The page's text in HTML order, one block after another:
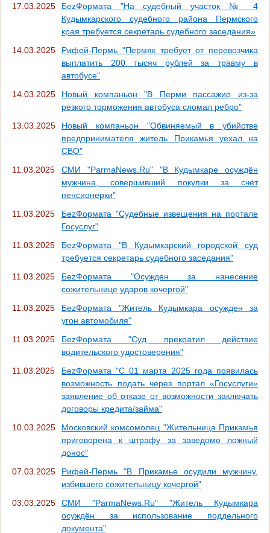
17.03.2025
БеzФормата "На судебный участок № 4
Кудымкарского судебного района Пермского
края требуется секретарь судебного заседания»
14.03.2025
Рифей-Пермь "Пермяк требует от перевозчика
выплатить 200 тысяч рублей за травму в
автобусе"
14.03.2025
Новый компаньон "В Перми пассажир из-за
резкого торможения автобуса сломал ребро"
13.03.2025
Новый компаньон "Обвиняемый в убийстве
предпринимателя житель Прикамья уехал на
СВО"
11.03.2025
СМИ "ParmaNews.Ru" "В Кудымкаре осуждён
мужчина, совершивший покупки за счёт
пенсионерки"
11.03.2025
БеzФормата "Судебные извещения на портале
Госуслуг"
11.03.2025
БеzФормата "В Кудымкарский городской суд
требуется секретарь судебного заседания"
11.03.2025
БеzФормата "Осужден за нанесение
сожительнице ударов кочергой"
11.03.2025
БеzФормата "Житель Кудымкара осужден за
угон автомобиля"
11.03.2025
БеzФормата "Суд прекратил действие
водительского удостоверения"
11.03.2025
БеzФормата "С 01 марта 2025 года появилась
возможность подать через портал «Госуслуги»
заявление об отказе от возможности заключать
договоры кредита/займа"
10.03.2025
Московский комсомолец "Жительница Прикамья
приговорена к штрафу за заведомо ложный
донос"
07.03.2025
Рифей-Пермь "В Прикамье осудили мужчину,
избившего сожительницу кочергой"
03.03.2025
СМИ "ParmaNews.Ru" "Житель Кудымкара
осуждён за использование поддельного
документа"